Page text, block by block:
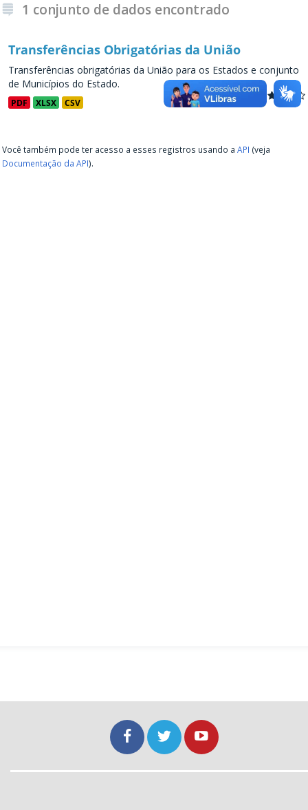
1 conjunto de dados encontrado
Transferências Obrigatórias da União
Transferências obrigatórias da União para os Estados e conjunto
de Municípios do Estado.
PDF XLSX CSV
Você também pode ter acesso a esses registros usando a API (veja
Documentação da API).